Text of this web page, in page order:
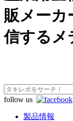
販メーカ
信するメ
follow us
製品情報